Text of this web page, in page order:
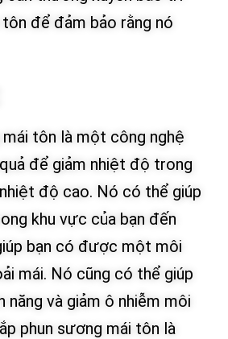
để đảm bảo rằng nó
mái tôn là một công nghệ
để giảm nhiệt độ trong
độ cao. Nó có thể giúp
khu vực của bạn đến
bạn có được một môi
mái. Nó cũng có thể giúp
năng và giảm ô nhiễm môi
phun sương mái tôn là